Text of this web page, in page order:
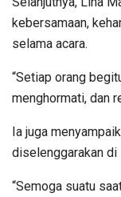
kebersamaan,
selama acara.
“Setiap orang
menghormati, dan
Ia juga
diselenggarakan di
“Semoga suatu